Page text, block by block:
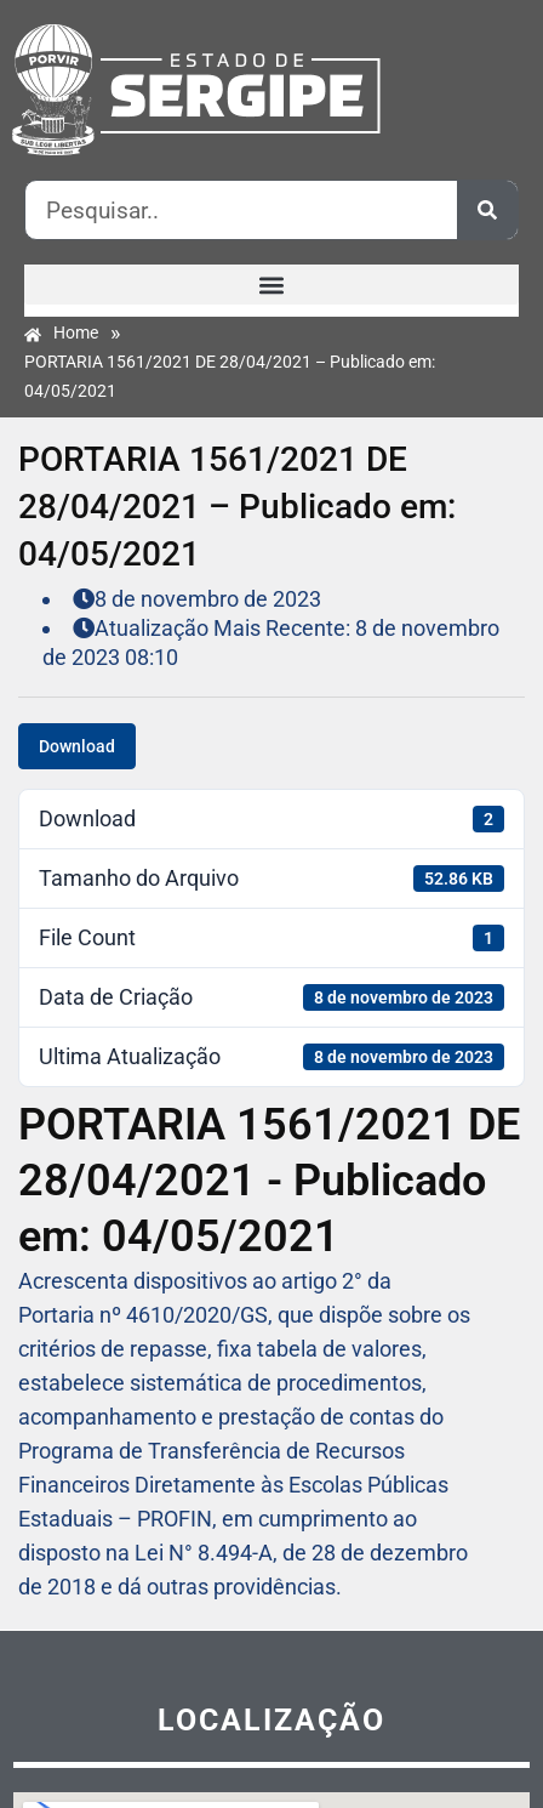
Home »
PORTARIA 1561/2021 DE 28/04/2021 – Publicado em:
04/05/2021
PORTARIA 1561/2021 DE
28/04/2021 – Publicado em:
04/05/2021
8 de novembro de 2023
Atualização Mais Recente: 8 de novembro
de 2023 08:10
Download
Download 2
Tamanho do Arquivo 52.86 KB
File Count 1
Data de Criação 8 de novembro de 2023
Ultima Atualização 8 de novembro de 2023
PORTARIA 1561/2021 DE
28/04/2021 - Publicado
em: 04/05/2021
Acrescenta dispositivos ao artigo 2° da
Portaria nº 4610/2020/GS, que dispõe sobre os
critérios de repasse, fixa tabela de valores,
estabelece sistemática de procedimentos,
acompanhamento e prestação de contas do
Programa de Transferência de Recursos
Financeiros Diretamente às Escolas Públicas
Estaduais – PROFIN, em cumprimento ao
disposto na Lei N° 8.494-A, de 28 de dezembro
de 2018 e dá outras providências.
LOCALIZAÇÃO